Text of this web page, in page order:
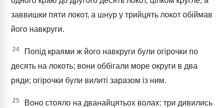
заввишки пяти локот, а шнур у трийцять локот обіймав
його навкруги.
24
Попід краями ж його навкруги були огірочки по
десять на локоть; вони оббігали море округи в два
ряди; огірочки були вилиті заразом із ним.
25
Воно стояло на дванайцятьох волах: три дивились